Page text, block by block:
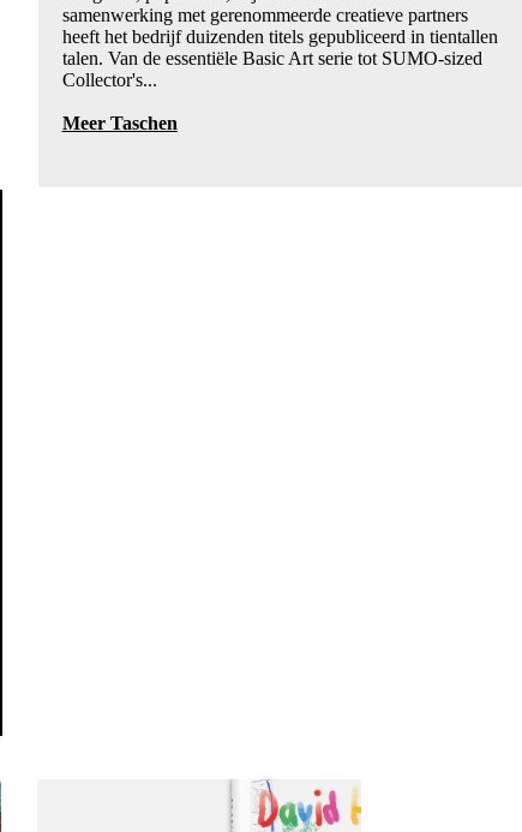
samenwerking met gerenommeerde creatieve partners
heeft het bedrijf duizenden titels gepubliceerd in tientallen
talen. Van de essentiële Basic Art serie tot SUMO-sized
Collector's...
Meer Taschen